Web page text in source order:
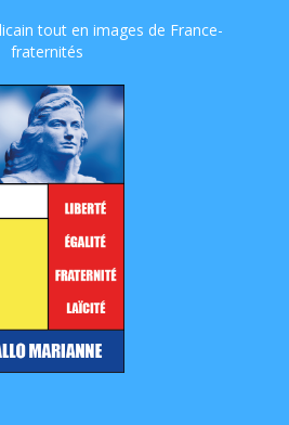
tout en images de France-
fraternités